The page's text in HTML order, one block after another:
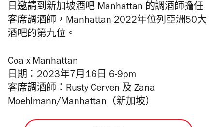
日邀請到新加坡酒吧 Manhattan 的調酒師擔任
客席調酒師，Manhattan 2022年位列亞洲50大
酒吧的第九位。
Coa x Manhattan
日期：2023年7月16日 6-9pm
客席調酒師：Rusty Cerven 及 Zana
Moehlmann/Manhattan（新加坡）